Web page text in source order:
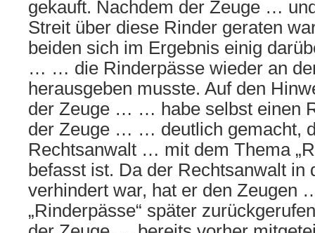
gekauft. Nachdem der Zeuge …
Streit über diese Rinder geraten
beiden sich im Ergebnis einig
… … die Rinderpässe wieder an
herausgeben musste. Auf den
der Zeuge … … habe selbst einen
der Zeuge … … deutlich gemacht,
Rechtsanwalt … mit dem Thema
befasst ist. Da der Rechtsanwalt in
verhindert war, hat er den
„Rinderpässe“ später